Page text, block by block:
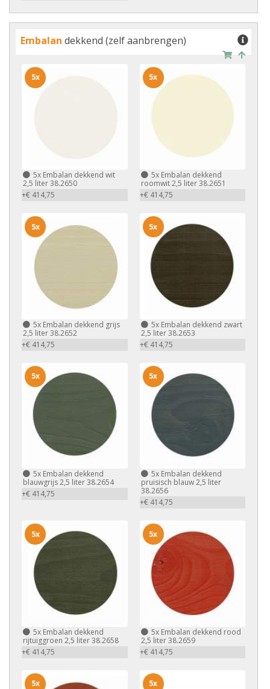
Embalan dekkend (zelf aanbrengen)
5x Embalan dekkend wit
2,5 liter 38.2650
+€ 414,75
5x
5xEmbalan dekkend
roomwit 2,5 liter 38.2651
+€ 414,75
5x
5x Embalan dekkend grijs
2,5 liter 38.2652
+€ 414,75
5x
5xEmbalan dekkend zwart
2,5 liter 38.2653
+€ 414,75
5x
5x Embalan dekkend
blauwgrijs 2,5 liter 38.2654
+€ 414,75
5x
5xEmbalan dekkend
pruisisch blauw 2,5 liter
38.2656
+€ 414,75
5x
5x Embalan dekkend
rijtuiggroen 2,5 liter 38.2658
+€ 414,75
5x
5xEmbalan dekkend rood
2,5 liter 38.2659
+€ 414,75
5x
5x 5x